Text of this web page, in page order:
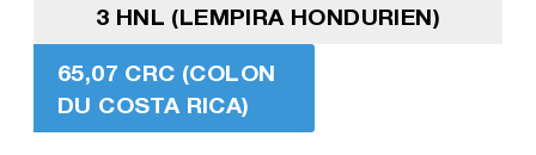
3 HNL (LEMPIRA HONDURIEN)
65,07 CRC (COLON
DU COSTA RICA)